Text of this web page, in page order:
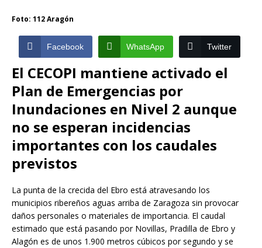
Foto: 112 Aragón
Facebook WhatsApp Twitter
El CECOPI mantiene activado el
Plan de Emergencias por
Inundaciones en Nivel 2 aunque
no se esperan incidencias
importantes con los caudales
previstos
La punta de la crecida del Ebro está atravesando los
municipios ribereños aguas arriba de Zaragoza sin provocar
daños personales o materiales de importancia. El caudal
estimado que está pasando por Novillas, Pradilla de Ebro y
Alagón es de unos 1.900 metros cúbicos por segundo y se